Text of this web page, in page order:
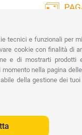
Carte di Credito,
tecnici e funzionali per
cookie con finalità di
e di mostrarti
nella pagina delle
della gestione dei